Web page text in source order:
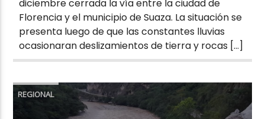
diciembre cerrada la vía entre la ciudad de
Florencia y el municipio de Suaza. La situación se
presenta luego de que las constantes lluvias
ocasionaran deslizamientos de tierra y rocas […]
REGIONAL